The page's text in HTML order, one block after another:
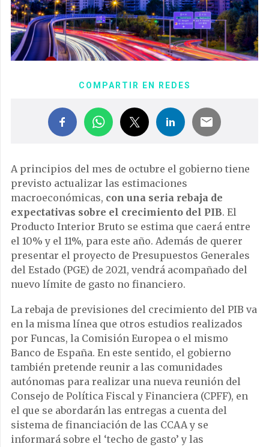
COMPARTIR EN REDES
A principios del mes de octubre el gobierno tiene
previsto actualizar las estimaciones
macroeconómicas, con una seria rebaja de
expectativas sobre el crecimiento del PIB. El
Producto Interior Bruto se estima que caerá entre
el 10% y el 11%, para este año. Además de querer
presentar el proyecto de Presupuestos Generales
del Estado (PGE) de 2021, vendrá acompañado del
nuevo límite de gasto no financiero.
La rebaja de previsiones del crecimiento del PIB va
en la misma línea que otros estudios realizados
por Funcas, la Comisión Europea o el mismo
Banco de España. En este sentido, el gobierno
también pretende reunir a las comunidades
autónomas para realizar una nueva reunión del
Consejo de Política Fiscal y Financiera (CPFF), en
el que se abordarán las entregas a cuenta del
sistema de financiación de las CCAA y se
informará sobre el ‘techo de gasto’ y las